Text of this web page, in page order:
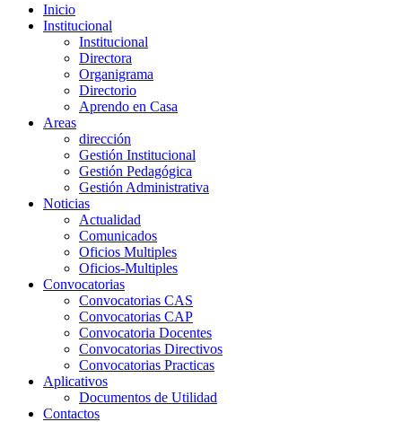
Inicio
Institucional
Institucional
Directora
Organigrama
Directorio
Aprendo en Casa
Areas
dirección
Gestión Institucional
Gestión Pedagógica
Gestión Administrativa
Noticias
Actualidad
Comunicados
Oficios Multiples
Oficios-Multiples
Convocatorias
Convocatorias CAS
Convocatorias CAP
Convocatoria Docentes
Convocatorias Directivos
Convocatorias Practicas
Aplicativos
Documentos de Utilidad
Contactos